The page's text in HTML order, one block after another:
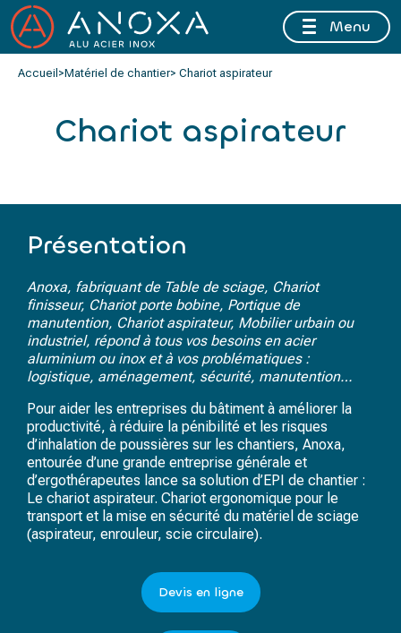
FERMETURE ESTIVALE DU 10 AU 16 AOÛT 2026 INCLUSMenu
Accueil >Matériel de chantier> Chariot aspirateur
Chariot aspirateur
Présentation
Anoxa, fabriquant de Table de sciage, Chariot
finisseur, Chariot porte bobine, Portique de
manutention, Chariot aspirateur, Mobilier urbain ou
industriel, répond à tous vos besoins en acier
aluminium ou inox et à vos problématiques :
logistique, aménagement, sécurité, manutention…
Pour aider les entreprises du bâtiment à améliorer la
productivité, à réduire la pénibilité et les risques
d’inhalation de poussières sur les chantiers, Anoxa,
entourée d’une grande entreprise générale et
d’ergothérapeutes lance sa solution d’EPI de chantier :
Le chariot aspirateur. Chariot ergonomique pour le
transport et la mise en sécurité du matériel de sciage
(aspirateur, enrouleur, scie circulaire).
Devis en ligne